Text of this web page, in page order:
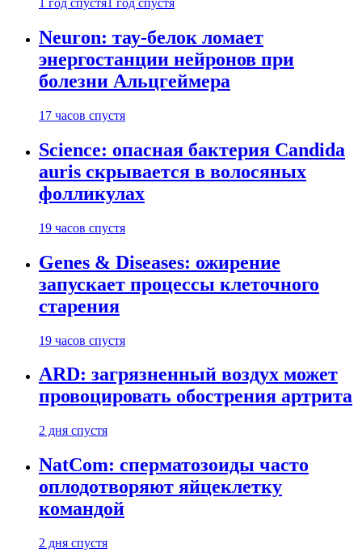
1 год спустя 1 год спустя
Neuron: тау-белок ломает
энергостанции нейронов при
болезни Альцгеймера
17 часов спустя
Science: опасная бактерия Candida
auris скрывается в волосяных
фолликулах
19 часов спустя
Genes & Diseases: ожирение
запускает процессы клеточного
старения
19 часов спустя
ARD: загрязненный воздух может
провоцировать обострения артрита
2 дня спустя
NatCom: сперматозоиды часто
оплодотворяют яйцеклетку
командой
2 дня спустя